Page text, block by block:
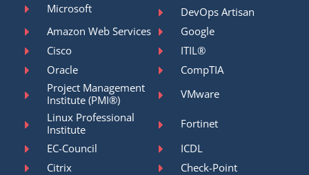
Microsoft
DevOps Artisan
Amazon Web Services
Google
Cisco
ITIL®
Oracle
CompTIA
Project Management
Institute (PMI®)
VMware
Linux Professional
Institute
Fortinet
EC-Council
ICDL
Citrix
Check-Point